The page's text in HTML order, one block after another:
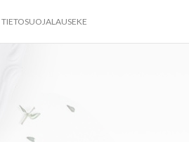
TIETOSUOJALAUSEKE